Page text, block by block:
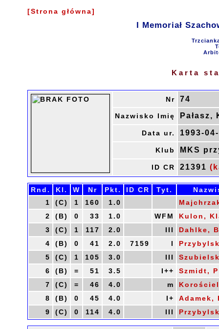
[Strona główna]
I Memoriał
Karta
Nr 74
Nazwisko Imię Pałasz,
Data ur. 1993-
Klub MKS
ID CR 21391
Rnd. Kl. W Nr Pkt. ID CR Tyt.
1
(C) 1 160 1.0
2
(B) 0 33 1.0 WFM
Kulon,
3
(C) 1 117 2.0 III
Dahlke,
4
(B) 0 41 2.0 7159 I
5
(C) 1 105 3.0 III
6
(B) = 51 3.5 I++
Szmidt,
7
(C) = 46 4.0 m
8
(B) 0 45 4.0 I+
Adamek,
9
(C) 0 114 4.0 III